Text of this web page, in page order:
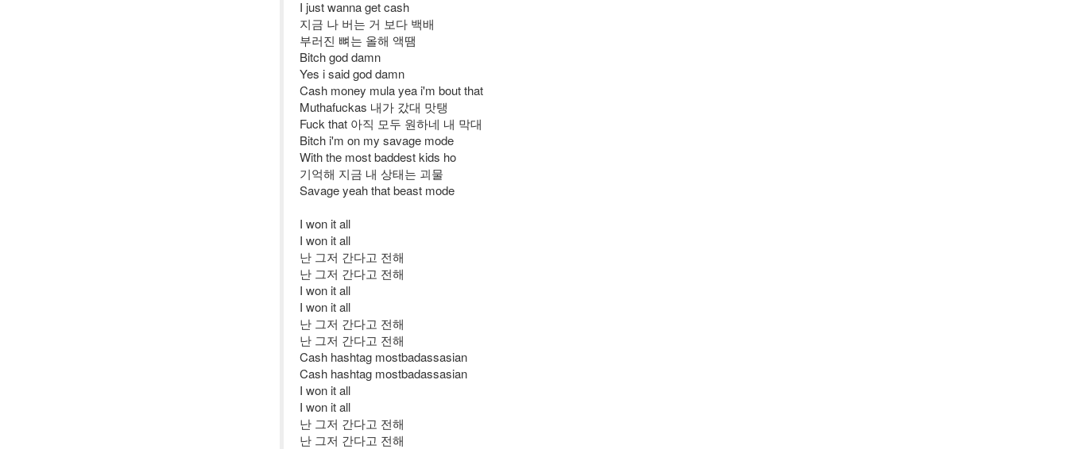
I just wanna get cash
지금 나 버는 거 보다 백배
부러진 뼈는 올해 액땜
Bitch god damn
Yes i said god damn
Cash money mula yea i'm bout that
Muthafuckas 내가 갔대 맛탱
Fuck that 아직 모두 원하네 내 막대
Bitch i'm on my savage mode
With the most baddest kids ho
기억해 지금 내 상태는 괴물
Savage yeah that beast mode
I won it all
I won it all
난 그저 간다고 전해
난 그저 간다고 전해
I won it all
I won it all
난 그저 간다고 전해
난 그저 간다고 전해
Cash hashtag mostbadassasian
Cash hashtag mostbadassasian
I won it all
I won it all
난 그저 간다고 전해
난 그저 간다고 전해